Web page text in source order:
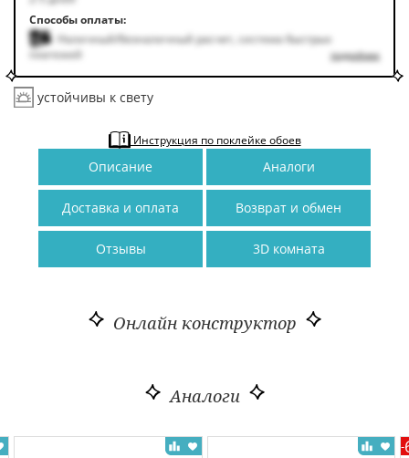
Способы оплаты:
Наличный/безналичный расчет, система быстрых
платежей
подробнее
устойчивы к свету
Инструкция по поклейке обоев
Описание Аналоги
Доставка и оплата Возврат и обмен
Отзывы 3D комната
Онлайн конструктор
Аналоги
-